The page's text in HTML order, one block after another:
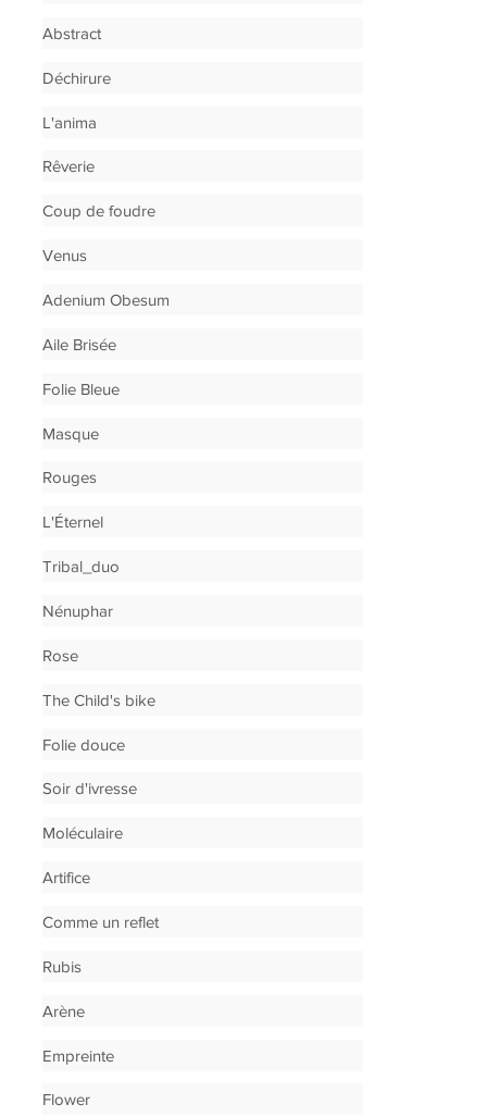
Abstract
Déchirure
L'anima
Rêverie
Coup de foudre
Venus
Adenium Obesum
Aile Brisée
Folie Bleue
Masque
Rouges
L'Éternel
Tribal_duo
Nénuphar
Rose
The Child's bike
Folie douce
Soir d'ivresse
Moléculaire
Artifice
Comme un reflet
Rubis
Arène
Empreinte
Flower